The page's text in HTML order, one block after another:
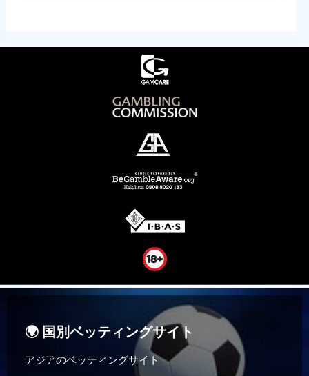
🌍 国別ベッティングサイト
アジアのベッティングサイト